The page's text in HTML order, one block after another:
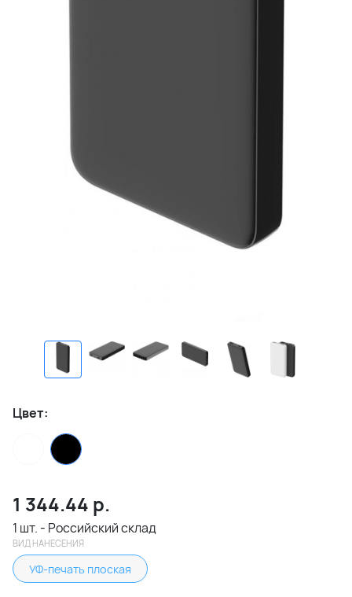
Цвет:
1 344.44 р.
1 шт. - Российский склад
ВИД НАНЕСЕНИЯ
УФ-печать плоская